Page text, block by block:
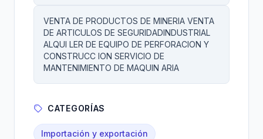
VENTA DE PRODUCTOS DE MINERIA VENTA
DE ARTICULOS DE SEGURIDADINDUSTRIAL
ALQUI LER DE EQUIPO DE PERFORACION Y
CONSTRUCC ION SERVICIO DE
MANTENIMIENTO DE MAQUIN ARIA
CATEGORÍAS
Importación y exportación